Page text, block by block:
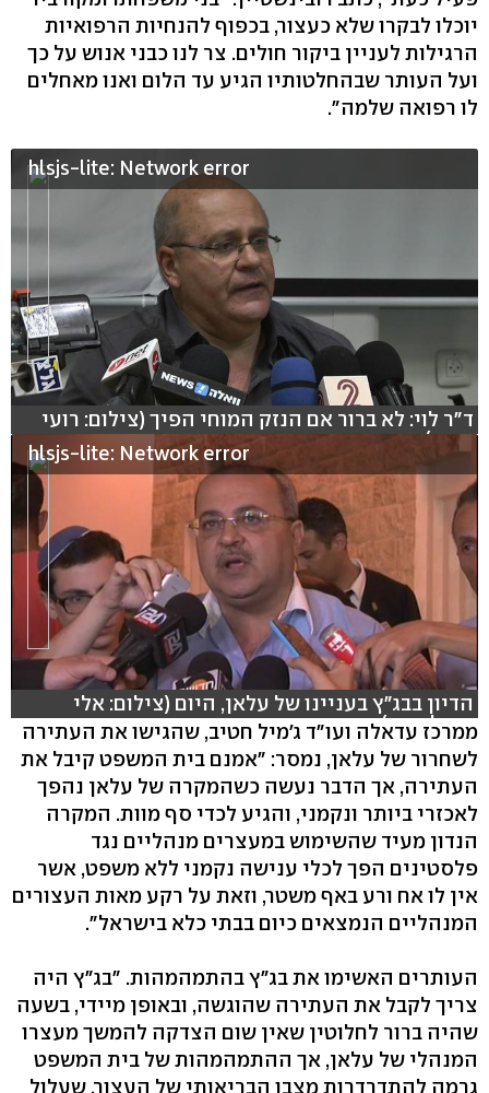
יוכלו לבקרו שלא כעצור, בכפוף להנחיות הרפואיות
הרגילות לעניין ביקור חולים. צר לנו כבני אנוש על כך
ועל העותר שבהחלטותיו הגיע עד הלום ואנו מאחלים
לו רפואה שלמה".
hlsjs-lite: Network error
ד"ר לוי: לא ברור אם הנזק המוחי הפיך (צילום: רועי
עידן )
hlsjs-lite: Network error
הדיון בבג"ץ בעניינו של עלאן, היום (צילום: אלי
מנדלבאום)
ממרכז עדאלה ועו"ד ג'מיל חטיב, שהגישו את העתירה
לשחרור של עלאן, נמסר: "אמנם בית המשפט קיבל את
העתירה, אך הדבר נעשה כשהמקרה של עלאן נהפך
לאכזרי ביותר ונקמני, והגיע לכדי סף מוות. המקרה
הנדון מעיד שהשימוש במעצרים מנהליים נגד
פלסטינים הפך לכלי ענישה נקמני ללא משפט, אשר
אין לו אח ורע באף משטר, וזאת על רקע מאות העצורים
המנהליים הנמצאים כיום בבתי כלא בישראל".
העותרים האשימו את בג"ץ בהתמהמהות. "בג"ץ היה
צריך לקבל את העתירה שהוגשה, ובאופן מיידי, בשעה
שהיה ברור לחלוטין שאין שום הצדקה להמשך מעצרו
המנהלי של עלאן, אך ההתמהמהות של בית המשפט
גרמה להתדרדרות מצבו הבריאותי של העצור, שעלול